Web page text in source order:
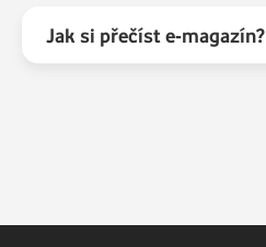
Jak si přečíst e-magazín?